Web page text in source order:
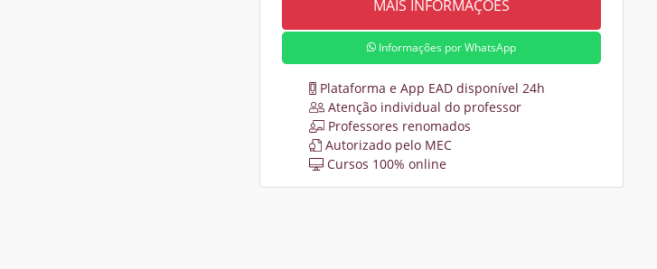
Informações por WhatsApp
Plataforma e App EAD disponível 24h
Atenção individual do professor
Professores renomados
Autorizado pelo MEC
Cursos 100% online